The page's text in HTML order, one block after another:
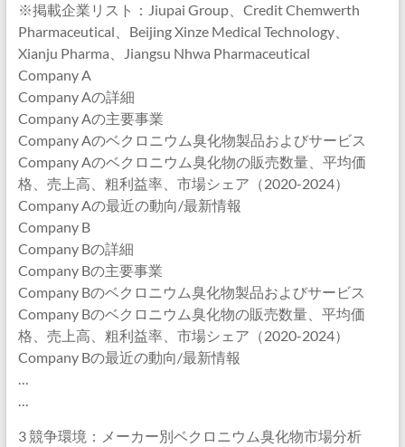
※掲載企業リスト：Jiupai Group、Credit Chemwerth
Pharmaceutical、Beijing Xinze Medical Technology、
Xianju Pharma、Jiangsu Nhwa Pharmaceutical
Company A
Company Aの詳細
Company Aの主要事業
Company Aのベクロニウム臭化物製品およびサービス
Company Aのベクロニウム臭化物の販売数量、平均価
格、売上高、粗利益率、市場シェア（2020-2024）
Company Aの最近の動向/最新情報
Company B
Company Bの詳細
Company Bの主要事業
Company Bのベクロニウム臭化物製品およびサービス
Company Bのベクロニウム臭化物の販売数量、平均価
格、売上高、粗利益率、市場シェア（2020-2024）
Company Bの最近の動向/最新情報
…
…
3 競争環境：メーカー別ベクロニウム臭化物市場分析